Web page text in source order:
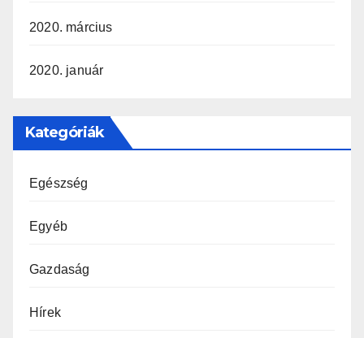
2020. március
2020. január
Kategóriák
Egészség
Egyéb
Gazdaság
Hírek